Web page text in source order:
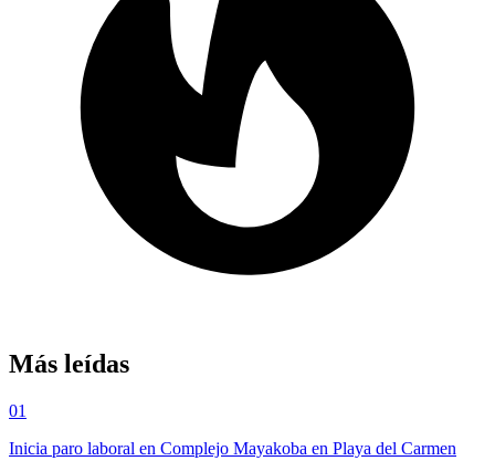
Más leídas
01
Inicia paro laboral en Complejo Mayakoba en Playa del Carmen